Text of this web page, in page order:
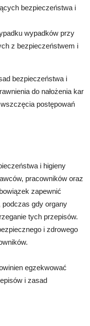
bezpieczeństwa i
wypadków przy
z bezpieczeństwem i
bezpieczeństwa i
do nałożenia kar
postępowań
i higieny
pracowników oraz
zapewnić
podczas gdy organy
tych przepisów.
i zdrowego
egzekwować
i zasad